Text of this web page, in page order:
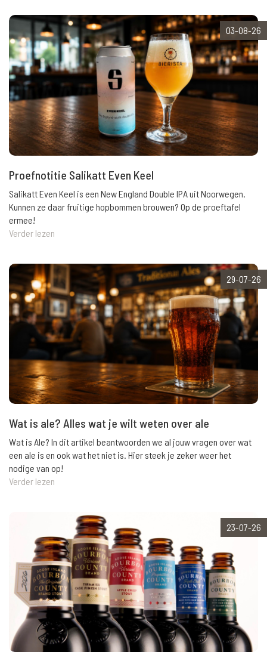
03-08-26
Proefnotitie Salikatt Even Keel
Salikatt Even Keel is een New England Double IPA uit Noorwegen.
Kunnen ze daar fruitige hopbommen brouwen? Op de proeftafel
ermee!
Verder lezen
29-07-26
Wat is ale? Alles wat je wilt weten over ale
Wat is Ale? In dit artikel beantwoorden we al jouw vragen over wat
een ale is en ook wat het niet is. Hier steek je zeker weer het
nodige van op!
Verder lezen
23-07-26